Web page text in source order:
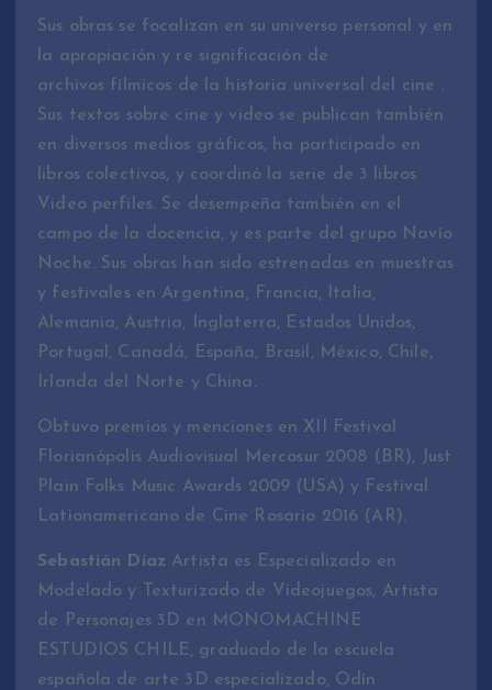
Sus obras se focalizan en su universo personal y en
la apropiación y re significación de
archivos fílmicos de la historia universal del cine .
Sus textos sobre cine y video se publican también
en diversos medios gráficos, ha participado en
libros colectivos, y coordinó la serie de 3 libros
Video perfiles. Se desempeña también en el
campo de la docencia, y es parte del grupo Navío
Noche. Sus obras han sido estrenadas en muestras
y festivales en Argentina, Francia, Italia,
Alemania, Austria, Inglaterra, Estados Unidos,
Portugal, Canadá, España, Brasil, México, Chile,
Irlanda del Norte y China.
Obtuvo premios y menciones en XII Festival
Florianópolis Audiovisual Mercosur 2008 (BR), Just
Plain Folks Music Awards 2009 (USA) y Festival
Lationamericano de Cine Rosario 2016 (AR).
Sebastián Díaz Artista es Especializado en
Modelado y Texturizado de Videojuegos, Artista
de Personajes 3D en MONOMACHINE
ESTUDIOS CHILE, graduado de la escuela
española de arte 3D especializado, Odín